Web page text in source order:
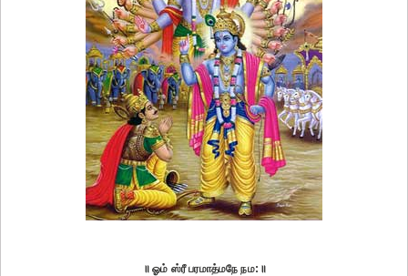
॥ ஓம் ஸ்ரீ பரமாத்மநே நம:॥